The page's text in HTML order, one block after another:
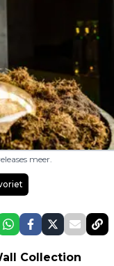
meer.
Collection